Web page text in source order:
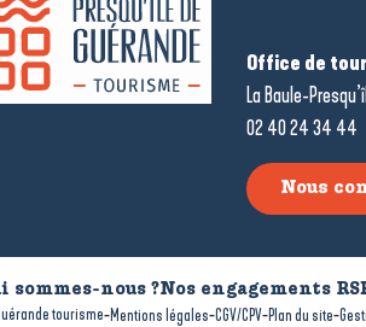
Office de
La Baule-
02 40 24 34 44
Nous
sommes-nous ?Nos engagements
tourisme-Mentions légales-CGV/CPV-Plan du site-